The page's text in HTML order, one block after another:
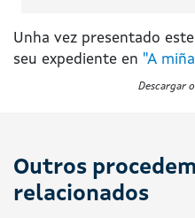
Unha vez presentado
seu expediente en "A
Descargar
Outros
relacionados